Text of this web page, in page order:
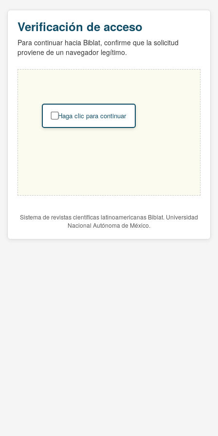
Verificación de acceso
Para continuar hacia Biblat, confirme que la solicitud
proviene de un navegador legítimo.
Haga clic para continuar
Sistema de revistas científicas latinoamericanas Biblat. Universidad
Nacional Autónoma de México.